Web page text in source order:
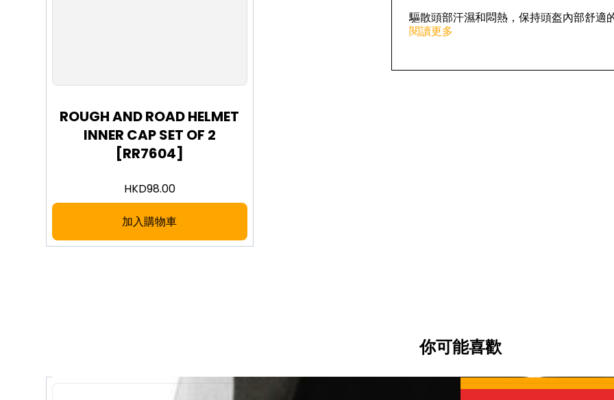
ROUGH AND ROAD HELMET
INNER CAP SET OF 2
[RR7604]
HKD98.00
加入購物車
驅散頭部汗濕和悶熱，保持頭盔內部舒適
閱讀更多
你可能喜歡